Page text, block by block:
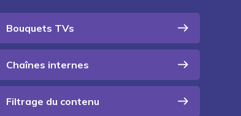
Bouquets TVs
Chaînes internes
Filtrage du contenu